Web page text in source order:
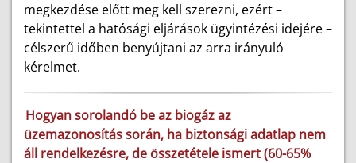
megkezdése előtt meg kell szerezni, ezért –
tekintettel a hatósági eljárások ügyintézési idejére –
célszerű időben benyújtani az arra irányuló
kérelmet.
Hogyan sorolandó be az biogáz az
üzemazonosítás során, ha biztonsági adatlap nem
áll rendelkezésre, de összetétele ismert (60-65%